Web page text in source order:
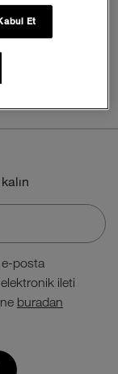
e-posta
ileti
buradan
Et